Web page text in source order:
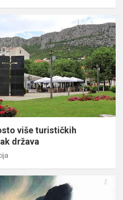
više turističkih
država